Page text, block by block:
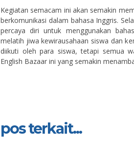
Kegiatan semacam ini akan semakin
berkomunikasi dalam bahasa Inggris.
percaya diri untuk menggunakan
melatih jiwa kewirausahaan siswa dan
diikuti oleh para siswa, tetapi semua
English Bazaar ini yang semakin
pos terkait...